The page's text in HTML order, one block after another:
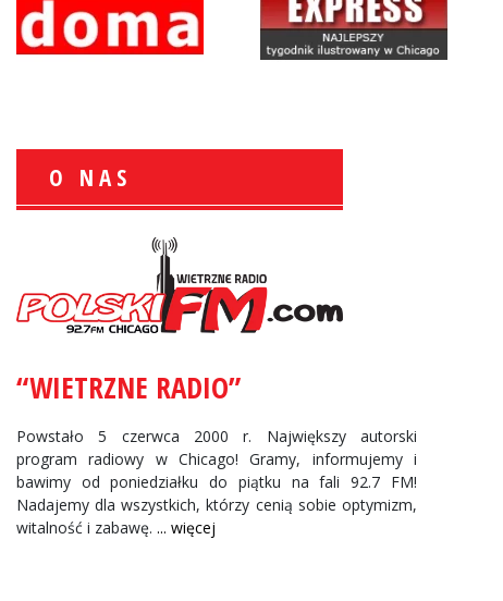
O NAS
“WIETRZNE RADIO”
Powstało 5 czerwca 2000 r. Największy autorski
program radiowy w Chicago! Gramy, informujemy i
bawimy od poniedziałku do piątku na fali 92.7 FM!
Nadajemy dla wszystkich, którzy cenią sobie optymizm,
witalność i zabawę. ... więcej
Informacje Giełdowe